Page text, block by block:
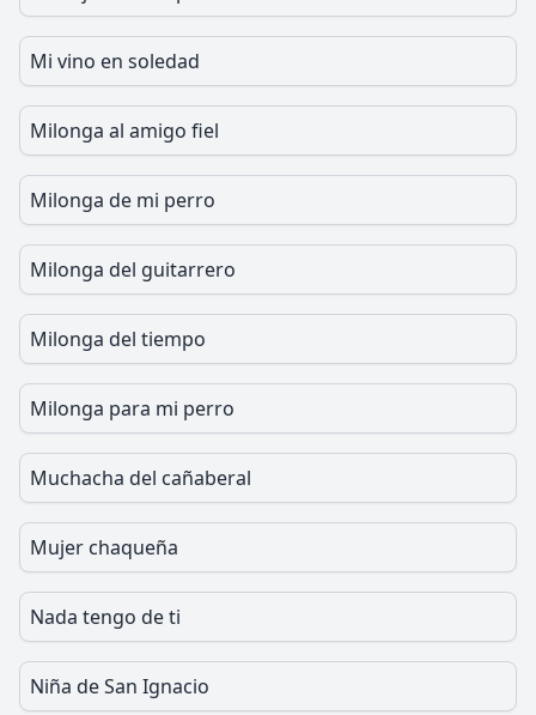
Mi vino en soledad
Milonga al amigo fiel
Milonga de mi perro
Milonga del guitarrero
Milonga del tiempo
Milonga para mi perro
Muchacha del cañaberal
Mujer chaqueña
Nada tengo de ti
Niña de San Ignacio